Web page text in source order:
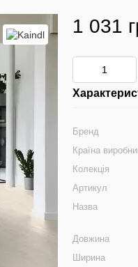
1 031
Бренд
Країна
Колекція
Артикул
Назва
Довжина
Ширина